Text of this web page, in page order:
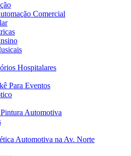
Comercial
Hospitalares
Para Eventos
Automotiva
Automotiva na Av. Norte